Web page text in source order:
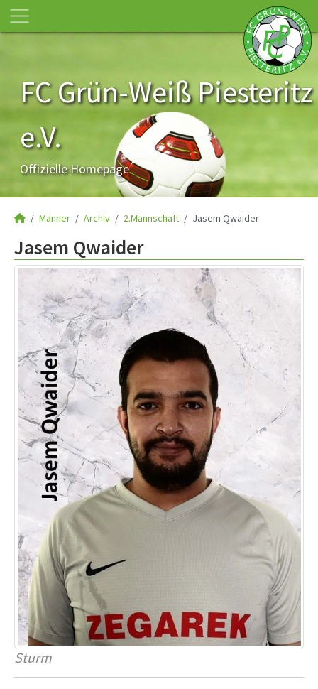
FC Grün-Weiß Piesteritz
e.V.
Offizielle Homepage
Männer Archiv 2.Mannschaft Jasem Qwaider
Jasem Qwaider
Sturm